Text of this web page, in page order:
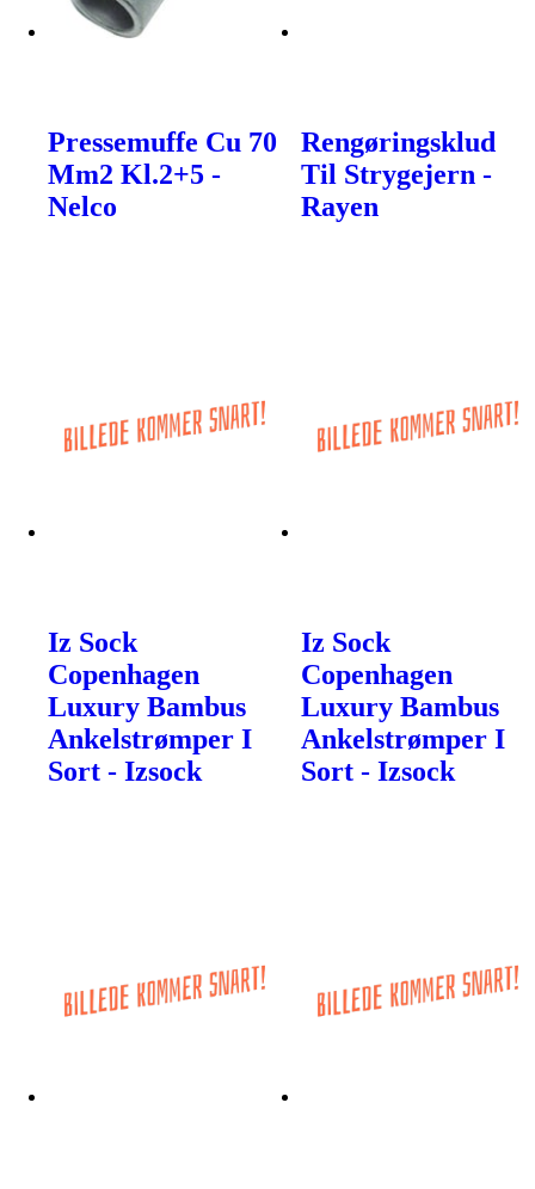
Pressemuffe Cu 70
Mm2 Kl.2+5 -
Nelco
Rengøringsklud
Til Strygejern -
Rayen
Iz Sock
Copenhagen
Luxury Bambus
Ankelstrømper I
Sort - Izsock
Iz Sock
Copenhagen
Luxury Bambus
Ankelstrømper I
Sort - Izsock